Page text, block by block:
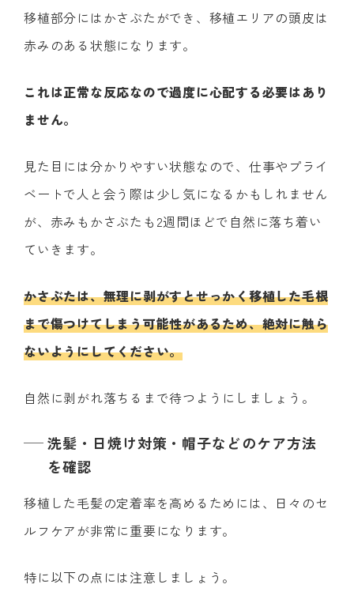
移植部分にはかさぶたができ、移植エリアの頭皮は
赤みのある状態になります。
これは正常な反応なので過度に心配する必要はあり
ません。
見た目には分かりやすい状態なので、仕事やプライ
ベートで人と会う際は少し気になるかもしれません
が、赤みもかさぶたも2週間ほどで自然に落ち着い
ていきます。
かさぶたは、無理に剥がすとせっかく移植した毛根
まで傷つけてしまう可能性があるため、絶対に触ら
ないようにしてください。
自然に剥がれ落ちるまで待つようにしましょう。
洗髪・日焼け対策・帽子などのケア方法
を確認
移植した毛髪の定着率を高めるためには、日々のセ
ルフケアが非常に重要になります。
特に以下の点には注意しましょう。